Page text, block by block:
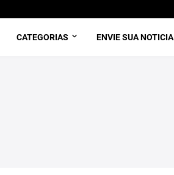
CATEGORIAS ENVIE SUA NOTICIA